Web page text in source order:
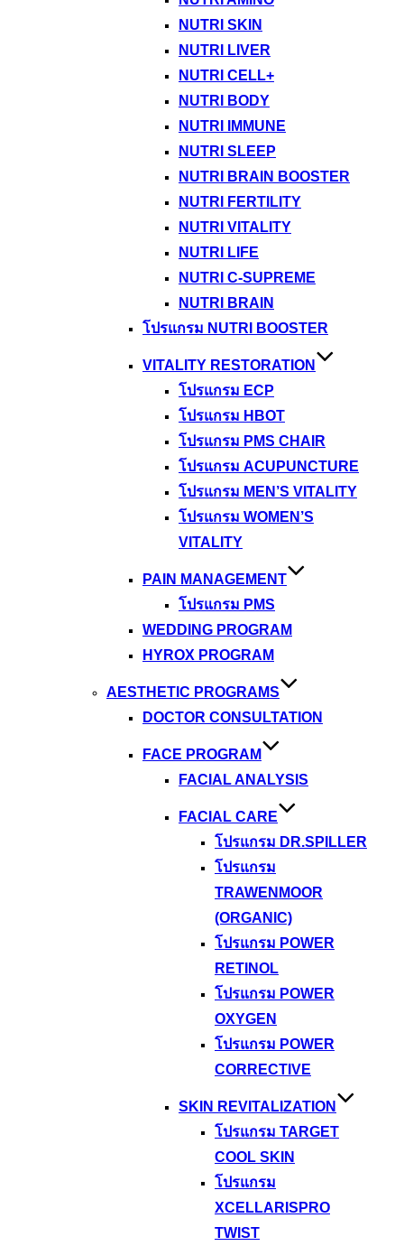
NUTRI SKIN
NUTRI LIVER
NUTRI CELL+
NUTRI BODY
NUTRI IMMUNE
NUTRI SLEEP
NUTRI BRAIN BOOSTER
NUTRI FERTILITY
NUTRI VITALITY
NUTRI LIFE
NUTRI C-SUPREME
NUTRI BRAIN
โปรแกรม NUTRI BOOSTER
VITALITY RESTORATION
โปรแกรม ECP
โปรแกรม HBOT
โปรแกรม PMS CHAIR
โปรแกรม ACUPUNCTURE
โปรแกรม MEN’S VITALITY
โปรแกรม WOMEN’S
VITALITY
PAIN MANAGEMENT
โปรแกรม PMS
WEDDING PROGRAM
HYROX PROGRAM
AESTHETIC PROGRAMS
DOCTOR CONSULTATION
FACE PROGRAM
FACIAL ANALYSIS
FACIAL CARE
โปรแกรม DR.SPILLER
โปรแกรม
TRAWENMOOR
(ORGANIC)
โปรแกรม POWER
RETINOL
โปรแกรม POWER
OXYGEN
โปรแกรม POWER
CORRECTIVE
SKIN REVITALIZATION
โปรแกรม TARGET
COOL SKIN
โปรแกรม
XCELLARISPRO
TWIST